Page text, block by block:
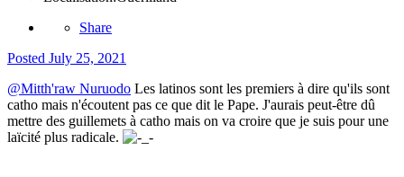
Share
Posted July 25, 2021
@Mitth'raw Nuruodo Les latinos sont les premiers à dire qu'ils sont
catho mais n'écoutent pas ce que dit le Pape. J'aurais peut-être dû
mettre des guillemets à catho mais on va croire que je suis pour une
laïcité plus radicale.